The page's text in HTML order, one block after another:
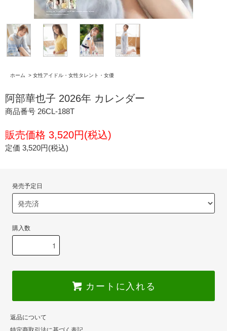
ホーム > 女性アイドル・女性タレント・女優
阿部華也子 2026年 カレンダー
商品番号 26CL-188T
販売価格 3,520円(税込)
定価 3,520円(税込)
発売予定日
購入数
カートに入れる
返品について